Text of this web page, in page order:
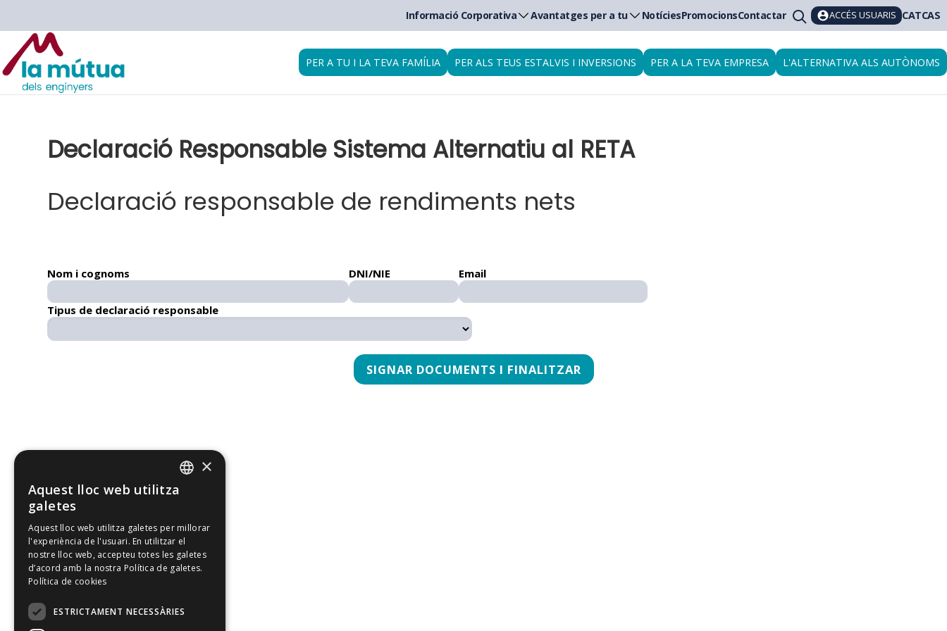
Informació Corporativa Avantatges per a tu NotíciesPromocionsContactar ACCÉS USUARIS CATCAS
PER A TU I LA TEVA FAMÍLIA PER ALS TEUS ESTALVIS I INVERSIONS PER A LA TEVA EMPRESA L'ALTERNATIVA ALS AUTÒNOMS
Declaració Responsable Sistema Alternatiu al RETA
Declaració responsable de rendiments nets
Nom i cognoms DNI/NIE Email
Tipus de declaració responsable
ENGLISH
×
Aquest lloc web utilitza
galetes
Aquest lloc web utilitza galetes per millorar
l'experiència de l'usuari. En utilitzar el
nostre lloc web, accepteu totes les galetes
d’acord amb la nostra Política de galetes.
Política de cookies
ESTRICTAMENT NECESSÀRIES